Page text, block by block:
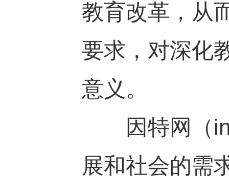
教育改革，从
要求，对深化
意义。
因特网（
展和社会的需